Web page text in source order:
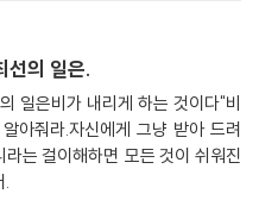
마음을 얼어붙게 할 때, 사회 전반
때, 쉬지 않고 일해도 매일 부족
에 위기감이 올 때, 24시간 연결
느껴질 때, 이 책이 갈 곳 잃은 우
줄 것이다.
선의 일은.
일은비가 내리게 하는 것이다"비
아줘라.자신에게 그냥 받아 드려
는 걸이해하면 모든 것이 쉬워진
.